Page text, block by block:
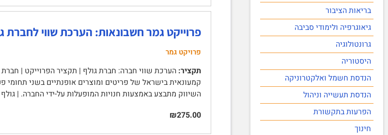
בריאות הציבור
גיאוגרפיה ולימודי סביבה
גרונטולוגיה
היסטוריה
הנדסת חשמל ואלקטרוניקה
הנדסת תעשייה וניהול
הפרעות בתקשורת
חינוך
פרוייקט גמר חשבונאות: הערכת שווי לחברת
פרויקט גמר
תקציר: הערכת שווי חברה: חברת גולף | תקציר הפרוייקט | חברת
קמעונאית בישראל של פריטים ומוצרים אופנתיים בשני
השיווק מתבצע באמצעות חנויות המופעלות על-ידי החברה. |
₪275.00